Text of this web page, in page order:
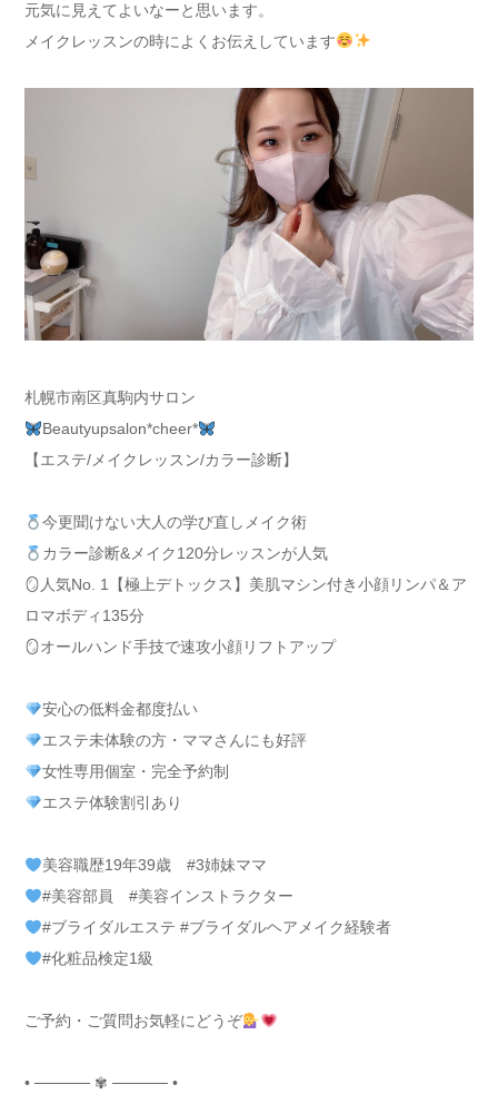
元気に見えてよいなーと思います。
メイクレッスンの時によくお伝えしています
札幌市南区真駒内サロン
Beautyupsalon*cheer*
【エステ/メイクレッスン/カラー診断】
今更聞けない大人の学び直しメイク術
カラー診断&メイク120分レッスンが人気
🪞人気No. 1【極上デトックス】美肌マシン付き小顔リンパ＆ア
ロマボディ135分
🪞オールハンド手技で速攻小顔リフトアップ
安心の低料金都度払い
エステ未体験の方・ママさんにも好評
女性専用個室・完全予約制
エステ体験割引あり
美容職歴19年39歳 #3姉妹ママ
#美容部員 #美容インストラクター
#ブライダルエステ #ブライダルヘアメイク経験者
#化粧品検定1級
ご予約・ご質問お気軽にどうぞ
• ───── ✾ ───── •